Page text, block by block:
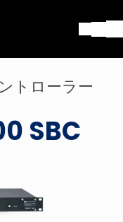
in the loop
トローラー
SBC